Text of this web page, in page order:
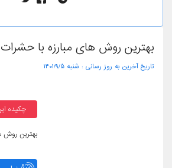
بهترین روش های مبارزه با
تاریخ آخرین به روز رسانی : ۱۴۰۱/۹/۵ شنبه
چکیده
بهترین روش